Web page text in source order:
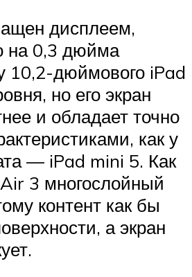
дисплеем,
на 0,3 дюйма
10,2-дюймового iPad
но его экран
и обладает точно
как у
— iPad mini 5. Как
3 многослойный
контент как бы
а экран